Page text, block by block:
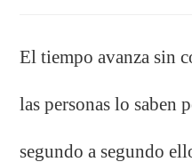
El tiempo avanza sin
las personas lo saben
segundo a segundo